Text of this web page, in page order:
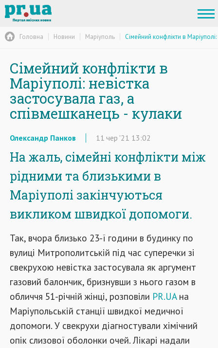
Головна Новини Маріуполь Сімейний конфлікти в
Сімейний конфлікти в
Маріуполі: невістка
застосувала газ, а
співмешканець - кулаки
Олександр Панков 11 чер '21 13:02
На жаль, сімейні конфлікти між
рідними та близькими в
Маріуполі закінчуються
викликом швидкої допомоги.
Так, вчора близько 23-ї години в будинку по
вулиці Митрополитській під час суперечки зі
свекрухою невістка застосувала як аргумент
газовий балончик, бризнувши з нього газом в
обличчя 51-річній жінці, розповіли PR.UAна
Маріупольській станції швидкої медичної
допомоги. У свекрухи діагностували хімічний
опік слизової оболонки очей. Лікарі надали